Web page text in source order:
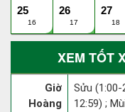
25
16
26
17
27
18
XEM TỐT
Giờ
Hoàng
Sửu (1:00-
12:59) ;